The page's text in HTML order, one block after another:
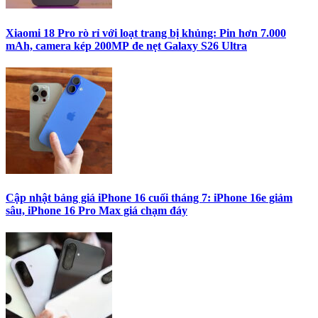
Xiaomi 18 Pro rò rỉ với loạt trang bị khủng: Pin hơn 7.000
mAh, camera kép 200MP đe nẹt Galaxy S26 Ultra
Cập nhật bảng giá iPhone 16 cuối tháng 7: iPhone 16e giảm
sâu, iPhone 16 Pro Max giá chạm đáy